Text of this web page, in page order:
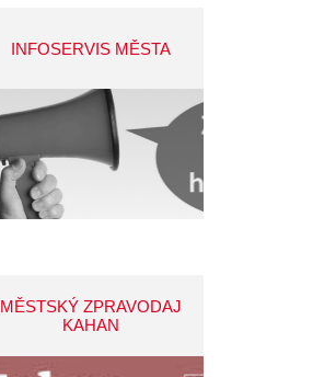
INFOSERVIS MĚSTA
MĚSTSKÝ ZPRAVODAJ
KAHAN